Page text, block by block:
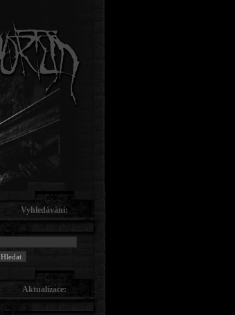
Vyhledávání:
Aktualizace: